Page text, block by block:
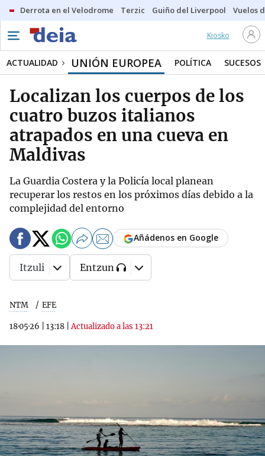
Derrota en el Velodrome Terzic Guiño del Liverpool Vuelos
Kiosko
ACTUALIDAD UNIÓN EUROPEA POLÍTICA SUCESOS
Localizan los cuerpos de los
cuatro buzos italianos
atrapados en una cueva en
Maldivas
La Guardia Costera y la Policía local planean
recuperar los restos en los próximos días debido a la
complejidad del entorno
NTM EFE
18·05·26 13:18 |Actualizado a las 13:21
Añádenos en Google
Itzuli Entzun